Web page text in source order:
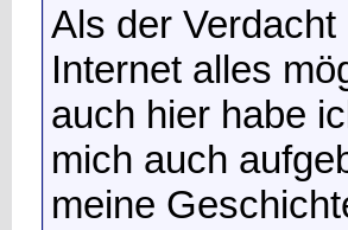
Als der
Internet alles
auch hier habe
mich auch
meine